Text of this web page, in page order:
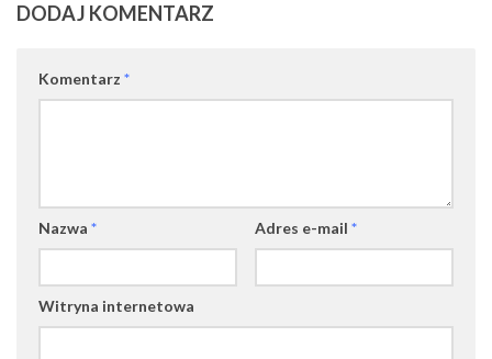
DODAJ KOMENTARZ
Komentarz *
Nazwa * Adres e-mail *
Witryna internetowa